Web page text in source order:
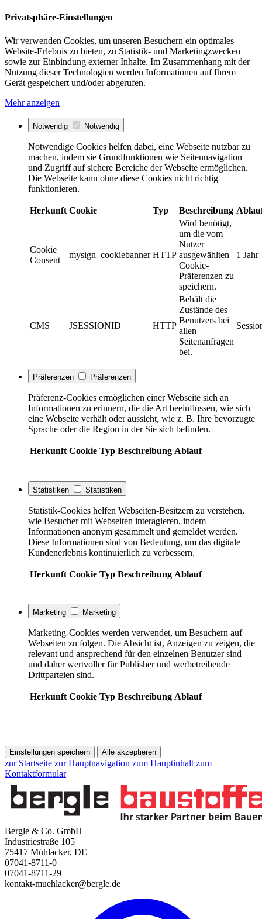
Privatsphäre-Einstellungen
Wir verwenden Cookies, um unseren Besuchern ein optimales
Website-Erlebnis zu bieten, zu Statistik- und Marketingzwecken
sowie zur Einbindung externer Inhalte. Im Zusammenhang mit der
Nutzung dieser Technologien werden Informationen auf Ihrem
Gerät gespeichert und/oder abgerufen.
Mehr anzeigen
Notwendig Notwendig
Notwendige Cookies helfen dabei, eine Webseite nutzbar zu
machen, indem sie Grundfunktionen wie Seitennavigation
und Zugriff auf sichere Bereiche der Webseite ermöglichen.
Die Webseite kann ohne diese Cookies nicht richtig
funktionieren.
Herkunft Cookie Typ Beschreibung
Cookie
Consent
mysign_cookiebanner HTTP
Wird benötigt,
um die vom
Nutzer
ausgewählten
Cookie-
Präferenzen zu
speichern.
1 Jahr
CMS JSESSIONID HTTP
Behält die
Zustände des
Benutzers bei
allen
Seitenanfragen
bei.
Präferenzen Präferenzen
Präferenz-Cookies ermöglichen einer Webseite sich an
Informationen zu erinnern, die die Art beeinflussen, wie sich
eine Webseite verhält oder aussieht, wie z. B. Ihre bevorzugte
Sprache oder die Region in der Sie sich befinden.
Herkunft Cookie Typ Beschreibung Ablauf
Statistiken Statistiken
Statistik-Cookies helfen Webseiten-Besitzern zu verstehen,
wie Besucher mit Webseiten interagieren, indem
Informationen anonym gesammelt und gemeldet werden.
Diese Informationen sind von Bedeutung, um das digitale
Kundenerlebnis kontinuierlich zu verbessern.
Herkunft Cookie Typ Beschreibung Ablauf
Marketing Marketing
Marketing-Cookies werden verwendet, um Besuchern auf
Webseiten zu folgen. Die Absicht ist, Anzeigen zu zeigen, die
relevant und ansprechend für den einzelnen Benutzer sind
und daher wertvoller für Publisher und werbetreibende
Drittparteien sind.
Herkunft Cookie Typ Beschreibung Ablauf
Einstellungen speichern Alle akzeptieren
zur Startseite zur Hauptnavigation zum Hauptinhalt zum
Kontaktformular
Bergle & Co. GmbH
Industriestraße 105
75417 Mühlacker, DE
07041-8711-0
07041-8711-29
kontakt-muehlacker@bergle.de